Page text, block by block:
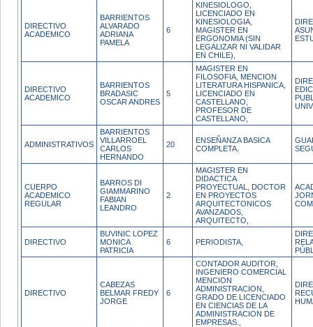
DIRECTIVO
ACADEMICO
BARRIENTOS
ALVARADO
ADRIANA
PAMELA
6
KINESIOLOGO,
LICENCIADO EN
KINESIOLOGIA,
MAGISTER EN
ERGONOMIA (SIN
LEGALIZAR NI VALIDAR
EN CHILE),
DIRECTIVO
ACADEMICO
BARRIENTOS
BRADASIC
OSCAR ANDRES
5
MAGISTER EN
FILOSOFIA, MENCION
LITERATURA HISPANICA,
LICENCIADO EN
CASTELLANO,
PROFESOR DE
CASTELLANO,
ADMINISTRATIVOS
BARRIENTOS
VILLARROEL
CARLOS
HERNANDO
20
ENSEÑANZA BASICA
COMPLETA,
CUERPO
ACADEMICO
REGULAR
BARROS DI
GIAMMARINO
FABIAN
LEANDRO
2
MAGISTER EN
DIDACTICA
PROYECTUAL, DOCTOR
EN PROYECTOS
ARQUITECTONICOS
AVANZADOS,
ARQUITECTO,
DIRECTIVO
BUVINIC LOPEZ
MONICA
PATRICIA
6 PERIODISTA,
DIRECTIVO
CABEZAS
BELMAR FREDY
JORGE
6
CONTADOR AUDITOR,
INGENIERO COMERCIAL
MENCION
ADMINISTRACION,
GRADO DE LICENCIADO
EN CIENCIAS DE LA
ADMINISTRACION DE
EMPRESAS.,